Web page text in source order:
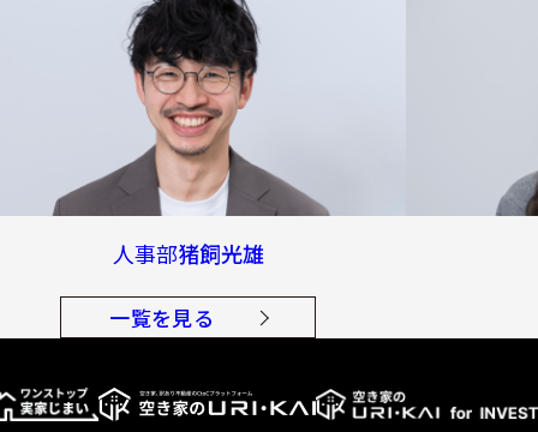
人事部猪飼光雄
一覧を見る